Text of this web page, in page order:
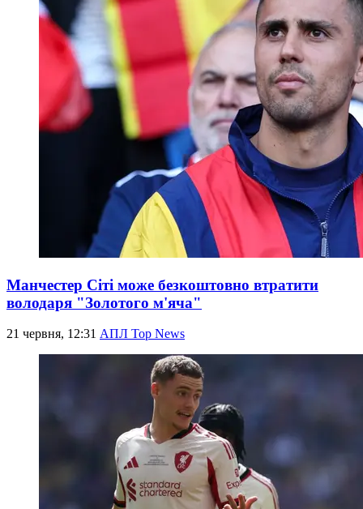
Манчестер Сіті може безкоштовно втратити
володаря "Золотого м'яча"
21 червня, 12:31 АПЛ Top News